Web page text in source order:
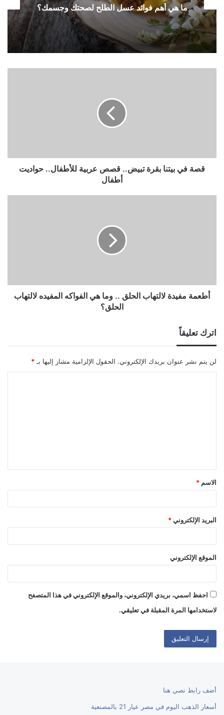
ما هي أهم فوائد عسل الطلح لصحتك وجسمك؟
قصة في بيتنا بقرة تبيض.. قصص عربية للأطفال.. حواديت
أطفال
أطعمة مفيدة لالتهاب الحلق .. وما هي الفواكه المفيده لالتهاب
الحلق؟
اترك تعليقاً
لن يتم نشر عنوان بريدك الإلكتروني. الحقول الإلزامية مشار إليها بـ *
ق
*
الاسم *
البريد الإلكتروني *
الموقع الإلكتروني
احفظ اسمي، بريدي الإلكتروني، والموقع الإلكتروني في هذا المتصفح
لاستخدامها المرة المقبلة في تعليقي.
أضف رابط نصي هنا
أسعار الذهب اليوم في مصر عيار 21 بالمصنعية